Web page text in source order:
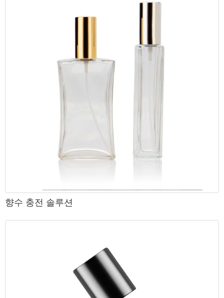
향수 충전 솔루션